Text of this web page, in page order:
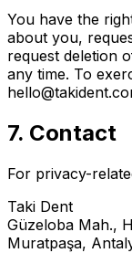
You have the
about you,
request deletion
any time. To
7. Contact
For privacy-
Taki Dent
Güzeloba Mah.,
Muratpaşa,